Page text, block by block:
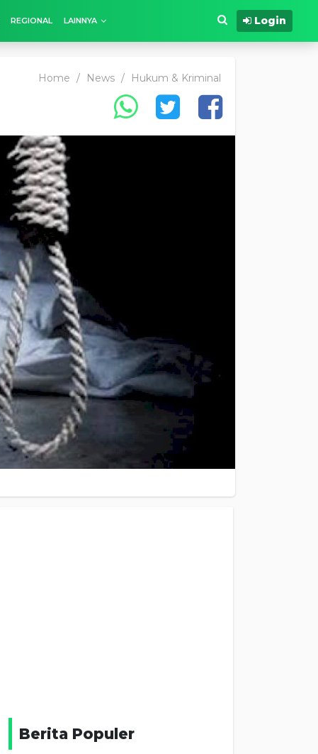
REGIONAL LAINNYA Login
Home / News / Hukum & Kriminal
Berita Populer